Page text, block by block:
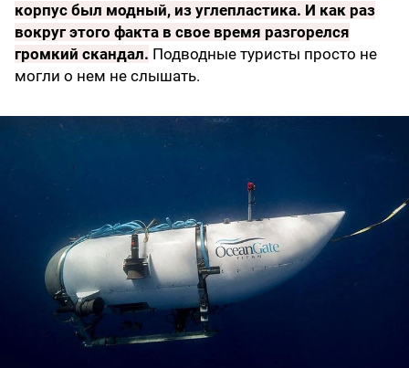
корпус был модный, из углепластика. И как раз
вокруг этого факта в свое время разгорелся
громкий скандал. Подводные туристы просто не
могли о нем не слышать.